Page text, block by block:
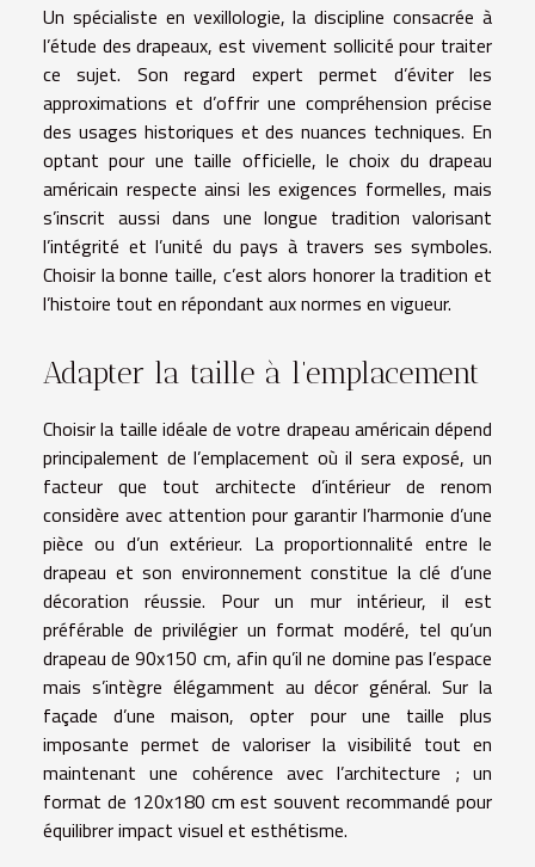
Un spécialiste en vexillologie, la discipline consacrée à
l’étude des drapeaux, est vivement sollicité pour traiter
ce sujet. Son regard expert permet d’éviter les
approximations et d’offrir une compréhension précise
des usages historiques et des nuances techniques. En
optant pour une taille officielle, le choix du drapeau
américain respecte ainsi les exigences formelles, mais
s’inscrit aussi dans une longue tradition valorisant
l’intégrité et l’unité du pays à travers ses symboles.
Choisir la bonne taille, c’est alors honorer la tradition et
l’histoire tout en répondant aux normes en vigueur.
Adapter la taille à l’emplacement
Choisir la taille idéale de votre drapeau américain dépend
principalement de l’emplacement où il sera exposé, un
facteur que tout architecte d’intérieur de renom
considère avec attention pour garantir l’harmonie d’une
pièce ou d’un extérieur. La proportionnalité entre le
drapeau et son environnement constitue la clé d’une
décoration réussie. Pour un mur intérieur, il est
préférable de privilégier un format modéré, tel qu’un
drapeau de 90x150 cm, afin qu’il ne domine pas l’espace
mais s’intègre élégamment au décor général. Sur la
façade d’une maison, opter pour une taille plus
imposante permet de valoriser la visibilité tout en
maintenant une cohérence avec l’architecture ; un
format de 120x180 cm est souvent recommandé pour
équilibrer impact visuel et esthétisme.